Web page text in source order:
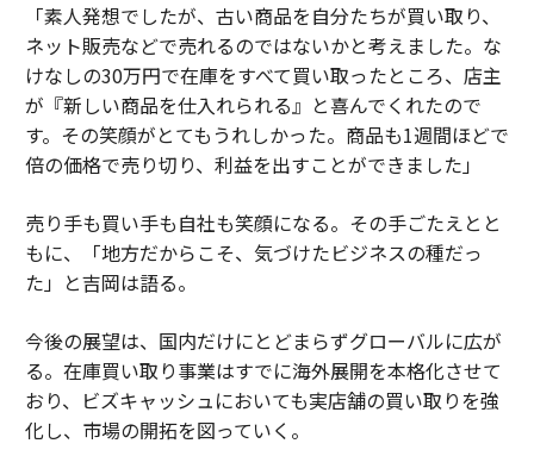
「素人発想でしたが、古い商品を自分たちが買い取り、
ネット販売などで売れるのではないかと考えました。な
けなしの30万円で在庫をすべて買い取ったところ、店主
が『新しい商品を仕入れられる』と喜んでくれたので
す。その笑顔がとてもうれしかった。商品も1週間ほどで
倍の価格で売り切り、利益を出すことができました」
売り手も買い手も自社も笑顔になる。その手ごたえとと
もに、「地方だからこそ、気づけたビジネスの種だっ
た」と吉岡は語る。
今後の展望は、国内だけにとどまらずグローバルに広が
る。在庫買い取り事業はすでに海外展開を本格化させて
おり、ビズキャッシュにおいても実店舗の買い取りを強
化し、市場の開拓を図っていく。